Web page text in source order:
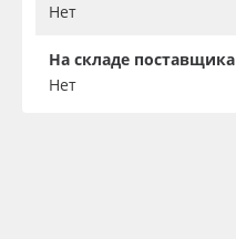
Нет
На складе поставщика
Нет